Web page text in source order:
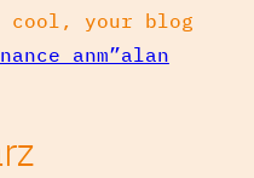
cool, your blog
anm”alan